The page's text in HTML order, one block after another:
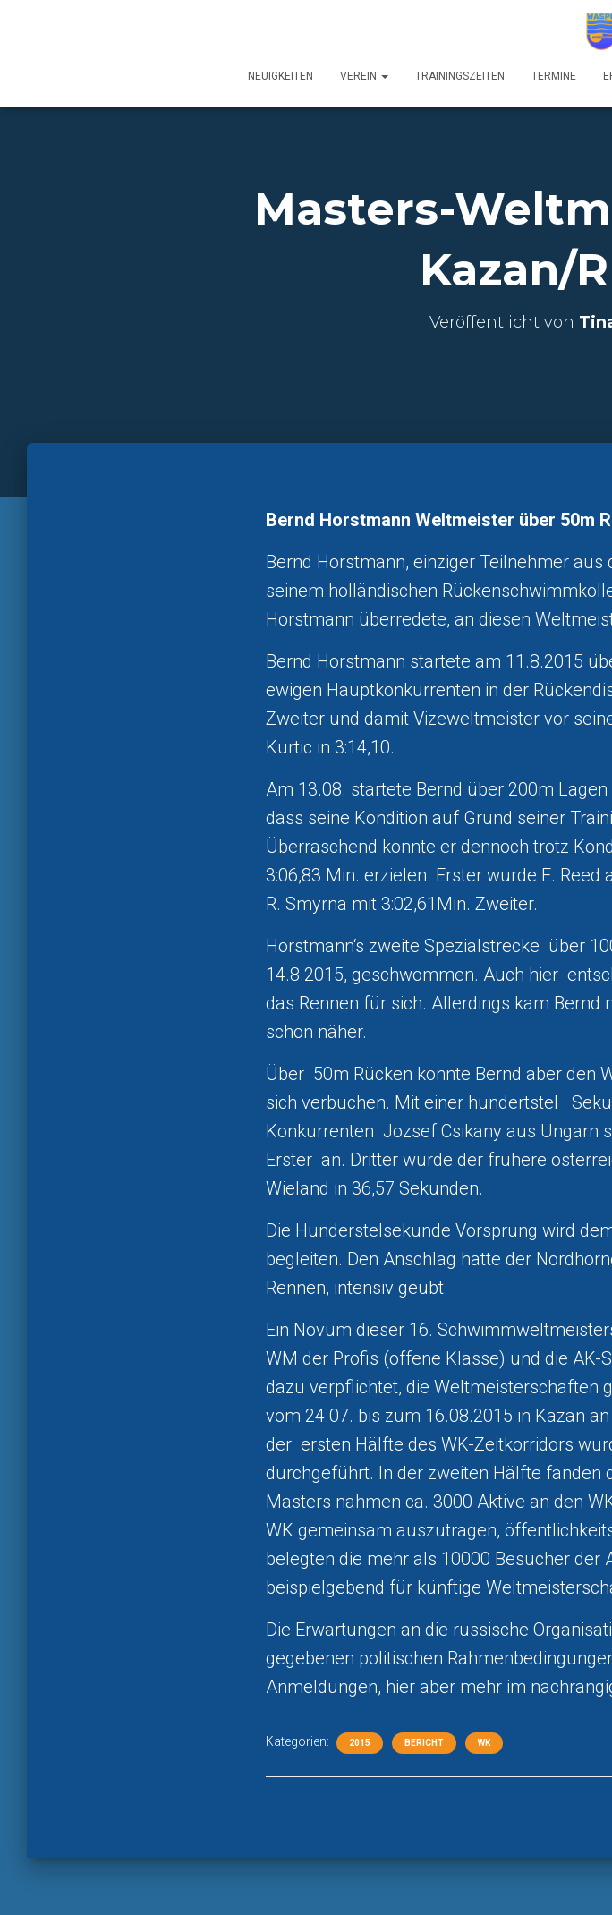
NEUIGKEITEN VEREIN TRAININGSZEITEN TERMINE
Masters-
Kazan/
Veröffentlicht von
Bernd Horstmann Weltmeister über 50m
Bernd Horstmann, einziger Teilnehmer
seinem holländischen
Horstmann überredete, an diesen
Bernd Horstmann startete am 11.8.2015
ewigen Hauptkonkurrenten in der
Zweiter und damit Vizeweltmeister vor
Kurtic in 3:14,10.
Am 13.08. startete Bernd über 200m
dass seine Kondition auf Grund seiner
Überraschend konnte er dennoch trotz
3:06,83 Min. erzielen. Erster wurde E.
R. Smyrna mit 3:02,61Min. Zweiter.
Horstmann‘s zweite Spezialstrecke über
14.8.2015, geschwommen. Auch hier
das Rennen für sich. Allerdings kam
schon näher.
Über 50m Rücken konnte Bernd aber den
sich verbuchen. Mit einer hundertstel
Konkurrenten Jozsef Csikany aus Ungarn
Erster an. Dritter wurde der frühere
Wieland in 36,57 Sekunden.
Die Hunderstelsekunde Vorsprung wird
begleiten. Den Anschlag hatte der
Rennen, intensiv geübt.
Ein Novum dieser 16.
WM der Profis (offene Klasse) und die
dazu verpflichtet, die Weltmeisterschaften
vom 24.07. bis zum 16.08.2015 in Kazan
der ersten Hälfte des WK-Zeitkorridors
durchgeführt. In der zweiten Hälfte fanden
Masters nahmen ca. 3000 Aktive an den
WK gemeinsam auszutragen,
belegten die mehr als 10000 Besucher der
beispielgebend für künftige
Die Erwartungen an die russische
gegebenen politischen
Anmeldungen, hier aber mehr im
Kategorien: 2015 BERICHT WK